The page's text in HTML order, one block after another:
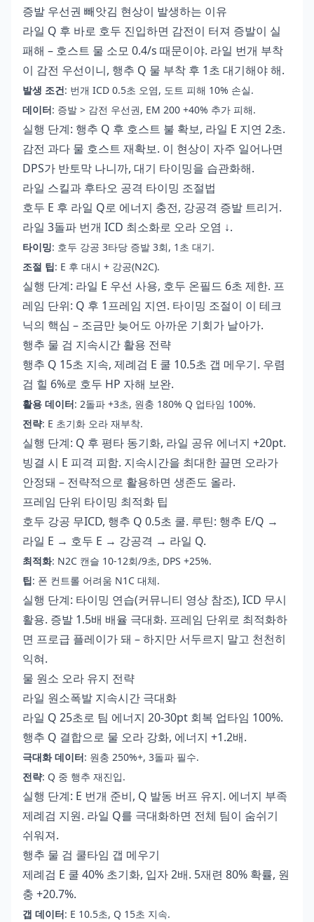
증발 우선권 빼앗김 현상이 발생하는 이유
라일 Q 후 바로 호두 진입하면 감전이 터져 증발이 실
패해 – 호스트 물 소모 0.4/s 때문이야. 라일 번개 부착
이 감전 우선이니, 행추 Q 물 부착 후 1초 대기해야 해.
발생 조건: 번개 ICD 0.5초 오염, 도트 피해 10% 손실.
데이터: 증발 > 감전 우선권, EM 200 +40% 추가 피해.
실행 단계: 행추 Q 후 호스트 불 확보, 라일 E 지연 2초.
감전 과다 물 호스트 재확보. 이 현상이 자주 일어나면
DPS가 반토막 나니까, 대기 타이밍을 습관화해.
라일 스킬과 후타오 공격 타이밍 조절법
호두 E 후 라일 Q로 에너지 충전, 강공격 증발 트리거.
라일 3돌파 번개 ICD 최소화로 오라 오염 ↓.
타이밍: 호두 강공 3타당 증발 3회, 1초 대기.
조절 팁: E 후 대시 + 강공(N2C).
실행 단계: 라일 E 우선 사용, 호두 온필드 6초 제한. 프
레임 단위: Q 후 1프레임 지연. 타이밍 조절이 이 테크
닉의 핵심 – 조금만 늦어도 아까운 기회가 날아가.
행추 물 검 지속시간 활용 전략
행추 Q 15초 지속, 제례검 E 쿨 10.5초 갭 메우기. 우렴
검 힐 6%로 호두 HP 자해 보완.
활용 데이터: 2돌파 +3초, 원충 180% Q 업타임 100%.
전략: E 초기화 오라 재부착.
실행 단계: Q 후 평타 동기화, 라일 공유 에너지 +20pt.
빙결 시 E 피격 피함. 지속시간을 최대한 끌면 오라가
안정돼 – 전략적으로 활용하면 생존도 올라.
프레임 단위 타이밍 최적화 팁
호두 강공 무ICD, 행추 Q 0.5초 쿨. 루틴: 행추 E/Q →
라일 E → 호두 E → 강공격 → 라일 Q.
최적화: N2C 캔슬 10-12회/9초, DPS +25%.
팁: 폰 컨트롤 어려움 N1C 대체.
실행 단계: 타이밍 연습(커뮤니티 영상 참조), ICD 무시
활용. 증발 1.5배 배율 극대화. 프레임 단위로 최적화하
면 프로급 플레이가 돼 – 하지만 서두르지 말고 천천히
익혀.
물 원소 오라 유지 전략
라일 원소폭발 지속시간 극대화
라일 Q 25초로 팀 에너지 20-30pt 회복 업타임 100%.
행추 Q 결합으로 물 오라 강화, 에너지 +1.2배.
극대화 데이터: 원충 250%+, 3돌파 필수.
전략: Q 중 행추 재진입.
실행 단계: E 번개 준비, Q 발동 버프 유지. 에너지 부족
제례검 지원. 라일 Q를 극대화하면 전체 팀이 숨쉬기
쉬워져.
행추 물 검 쿨타임 갭 메우기
제례검 E 쿨 40% 초기화, 입자 2배. 5재련 80% 확률, 원
충 +20.7%.
갭 데이터: E 10.5초, Q 15초 지속.